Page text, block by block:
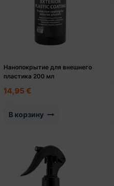
Нанопокрытие для внешнего
пластика 200 мл
14,95 €
В корзину